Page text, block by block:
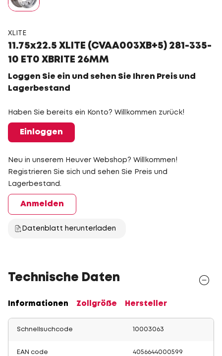
XLITE
11.75x22.5 XLITE (CVAA003XB+5) 281-335-
10 ET0 XBRITE 26MM
Loggen Sie ein und sehen Sie Ihren Preis und
Lagerbestand
Haben Sie bereits ein Konto? Willkommen zurück!
Einloggen
Neu in unserem Heuver Webshop? Willkommen!
Registrieren Sie sich und sehen Sie Preis und
Lagerbestand.
Anmelden
Datenblatt herunterladen
Technische Daten
Informationen Zollgröße Hersteller
Schnellsuchcode 10003063
EAN code 4056644000599